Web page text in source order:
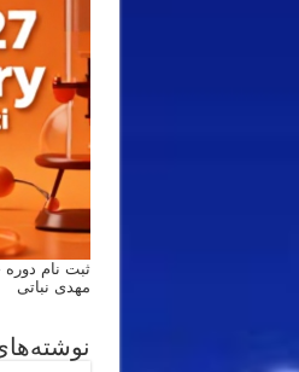
مهدی نباتی